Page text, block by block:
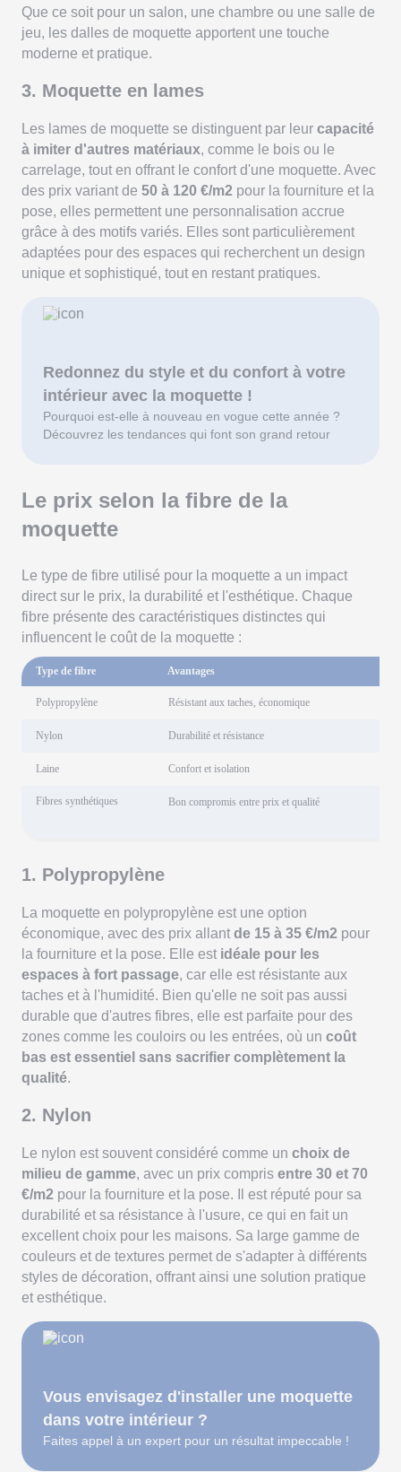
Que ce soit pour un salon, une chambre ou une salle de
jeu, les dalles de moquette apportent une touche
moderne et pratique.
3. Moquette en lames
Les lames de moquette se distinguent par leur capacité
à imiter d'autres matériaux, comme le bois ou le
carrelage, tout en offrant le confort d'une moquette. Avec
des prix variant de 50 à 120 €/m2 pour la fourniture et la
pose, elles permettent une personnalisation accrue
grâce à des motifs variés. Elles sont particulièrement
adaptées pour des espaces qui recherchent un design
unique et sophistiqué, tout en restant pratiques.
Redonnez du style et du confort à votre
intérieur avec la moquette !
Pourquoi est-elle à nouveau en vogue cette année ?
Découvrez les tendances qui font son grand retour
Le prix selon la fibre de la
moquette
Le type de fibre utilisé pour la moquette a un impact
direct sur le prix, la durabilité et l'esthétique. Chaque
fibre présente des caractéristiques distinctes qui
influencent le coût de la moquette :
Type de fibre Avantages
Polypropylène Résistant aux taches, économique
Nylon Durabilité et résistance
Laine Confort et isolation
Fibres synthétiques Bon compromis entre prix et qualité
1. Polypropylène
La moquette en polypropylène est une option
économique, avec des prix allant de 15 à 35 €/m2 pour
la fourniture et la pose. Elle est idéale pour les
espaces à fort passage, car elle est résistante aux
taches et à l'humidité. Bien qu'elle ne soit pas aussi
durable que d'autres fibres, elle est parfaite pour des
zones comme les couloirs ou les entrées, où un coût
bas est essentiel sans sacrifier complètement la
qualité.
2. Nylon
Le nylon est souvent considéré comme un choix de
milieu de gamme, avec un prix compris entre 30 et 70
€/m2 pour la fourniture et la pose. Il est réputé pour sa
durabilité et sa résistance à l'usure, ce qui en fait un
excellent choix pour les maisons. Sa large gamme de
couleurs et de textures permet de s'adapter à différents
styles de décoration, offrant ainsi une solution pratique
et esthétique.
Vous envisagez d'installer une moquette
dans votre intérieur ?
Faites appel à un expert pour un résultat impeccable !